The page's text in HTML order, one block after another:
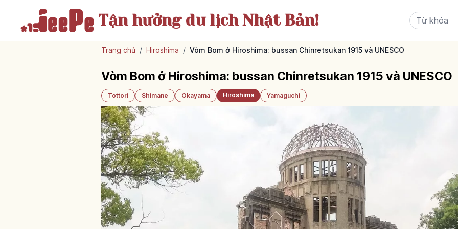
Tận hưởngdu lịch Nhật Bản!
Trang chủ / Hiroshima / Vòm Bom ở Hiroshima: bussan Chinretsukan 1915 và UNESCO
Vòm Bom ở Hiroshima: bussan Chinretsukan 1915 và UNESCO
Tottori Shimane Okayama Hiroshima Yamaguchi